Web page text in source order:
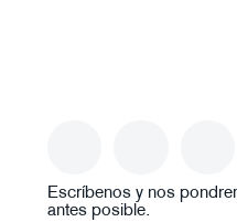
Escríbenos y nos
antes posible.